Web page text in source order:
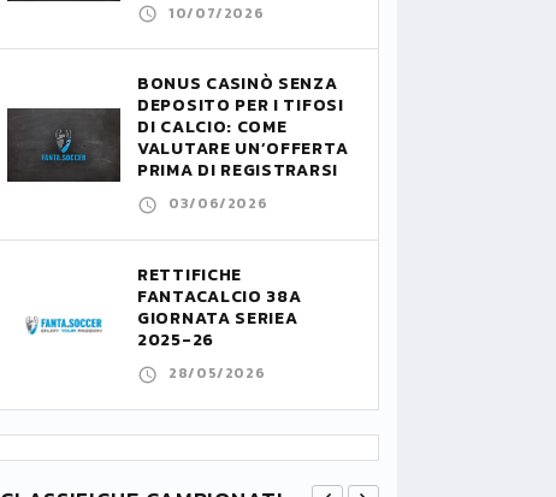
10/07/2026
BONUS CASINÒ SENZA
DEPOSITO PER I TIFOSI
DI CALCIO: COME
VALUTARE UN’OFFERTA
PRIMA DI REGISTRARSI
03/06/2026
RETTIFICHE
FANTACALCIO 38A
GIORNATA SERIEA
2025-26
28/05/2026